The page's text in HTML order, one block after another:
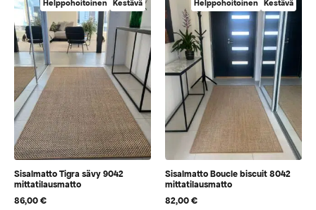
jotka
voidaan
valita
tuotteen
sivulla
jotka
voidaan
valita
tuotteen
sivulla
Helppohoitoinen Kestävä
Sisalmatto Tigra sävy 9042
mittatilausmatto
86,00€
Helppohoitoinen Kestävä
Sisalmatto Boucle biscuit 8042
mittatilausmatto
82,00€